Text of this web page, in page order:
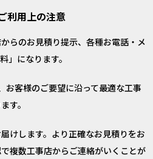
利用上の注意
らのお見積り提示、各種お電話・メ
」になります。
お客様のご要望に沿って最適な工事
す。
けします。より正確なお見積りをお
複数工事店からご連絡がいくことが